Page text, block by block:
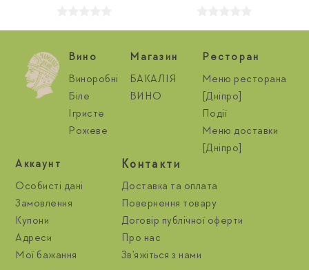
Вино
Виноробні
Біле
Ігристе
Рожеве
Магазин
БАКАЛІЯ
ВИНО
Ресторан
Меню ресторана
[Дніпро]
Події
Меню доставки
[Дніпро]
Aккаунт
Особисті дані
Замовлення
Купони
Адреси
Мої бажання
Контакти
Доставка та оплата
Повернення товару
Договір публічної оферти
Про нас
Зв'яжіться з нами